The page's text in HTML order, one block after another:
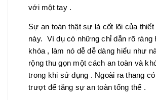
với một tay .
Sự an toàn thật sự là cốt lõi của thiết
này. Ví dụ có những chỉ dẫn rõ ràng
khóa , làm nó dễ dễ dàng hiểu như
rộng thu gọn một cách an toàn và
trong khi sử dụng . Ngoài ra thang
trượt để tăng sự an toàn tổng thể .